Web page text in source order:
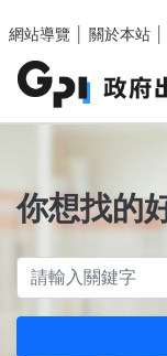
網站導覽
關於本站
你想找的